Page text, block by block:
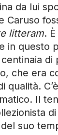
da lui
Caruso
litteram.
in questo
di
che era
qualità.
Il
suo